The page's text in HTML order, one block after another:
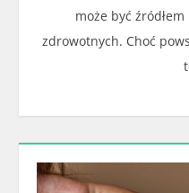
może być
zdrowotnych. Choć